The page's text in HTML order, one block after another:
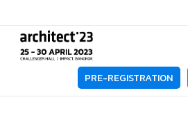
content
PRE-REGISTRATION